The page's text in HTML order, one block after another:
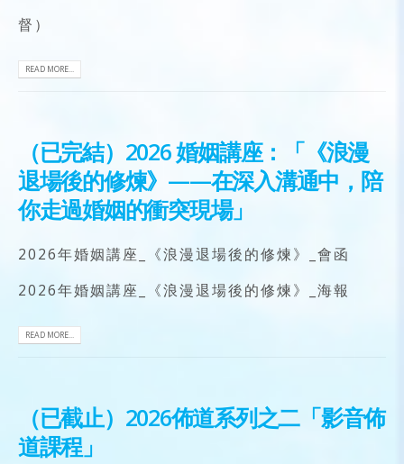
督）
READ MORE...
（已完結）2026 婚姻講座：「《浪漫
退場後的修煉》——在深入溝通中，陪
你走過婚姻的衝突現場」
2026年婚姻講座_《浪漫退場後的修煉》_會函
2026年婚姻講座_《浪漫退場後的修煉》_海報
READ MORE...
（已截止）2026佈道系列之二「影音佈
道課程」